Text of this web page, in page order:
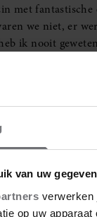
van uw
verwerken
op uw
met
we niet, er
ik nooit
uitbleef.
die in die tijd
dankbaar.
is nooit een
mijn vader,
verklaren. Iets